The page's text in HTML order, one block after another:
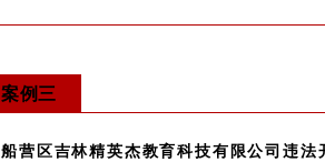
案例三
船营区吉林精英杰教育科技有限公司违法